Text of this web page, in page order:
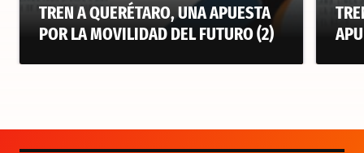
TREN A QUERÉTARO, UNA APUESTA
POR LA MOVILIDAD DEL FUTURO (2)